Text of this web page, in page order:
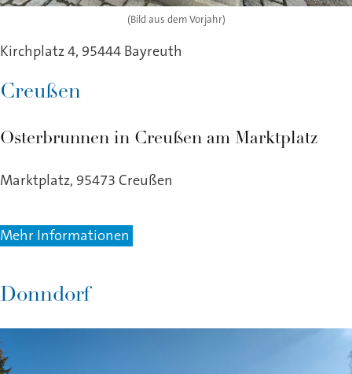
(Bild aus dem Vorjahr)
Kirchplatz 4, 95444 Bayreuth
Creußen
Osterbrunnen in Creußen am Marktplatz
Marktplatz, 95473 Creußen
Mehr Informationen
Donndorf